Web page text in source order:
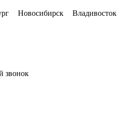
Новосибирск
Владивосток
звонок